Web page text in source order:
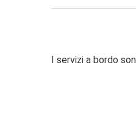
I servizi a bordo